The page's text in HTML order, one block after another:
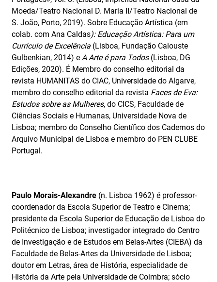
Moeda/Teatro Nacional D. Maria II/Teatro Nacional de
S. João, Porto, 2019). Sobre Educação Artística (em
colab. com Ana Caldas): Educação Artística: Para um
Currículo de Excelência (Lisboa, Fundação Calouste
Gulbenkian, 2014) e A Arte é para Todos(Lisboa, DG
Edições, 2020). É Membro do conselho editorial da
revista HUMANITAS do CIAC, Universidade do Algarve,
membro do conselho editorial da revista Faces de Eva:
Estudos sobre as Mulheres, do CICS, Faculdade de
Ciências Sociais e Humanas, Universidade Nova de
Lisboa; membro do Conselho Científico dos Cadernos do
Arquivo Municipal de Lisboa e membro do PEN CLUBE
Portugal.
Paulo Morais-Alexandre (n. Lisboa 1962) é professor-
coordenador da Escola Superior de Teatro e Cinema;
presidente da Escola Superior de Educação de Lisboa do
Politécnico de Lisboa; investigador integrado do Centro
de Investigação e de Estudos em Belas-Artes (CIEBA) da
Faculdade de Belas-Artes da Universidade de Lisboa;
doutor em Letras, área de História, especialidade de
História da Arte pela Universidade de Coimbra; sócio